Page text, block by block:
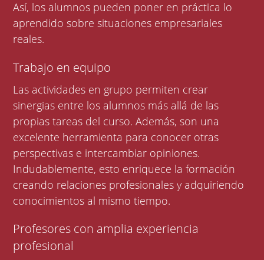
Así, los alumnos pueden poner en práctica lo
aprendido sobre situaciones empresariales
reales.
Trabajo en equipo
Las actividades en grupo permiten crear
sinergias entre los alumnos más allá de las
propias tareas del curso. Además, son una
excelente herramienta para conocer otras
perspectivas e intercambiar opiniones.
Indudablemente, esto enriquece la formación
creando relaciones profesionales y adquiriendo
conocimientos al mismo tiempo.
Profesores con amplia experiencia
profesional